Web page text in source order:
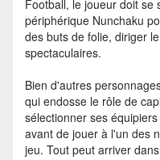
Football, le joueur doit se
périphérique Nunchaku
des buts de folie, diriger
spectaculaires.
Bien d'autres
qui endosse le rôle de
sélectionner ses
avant de jouer à l'un des
jeu. Tout peut arriver